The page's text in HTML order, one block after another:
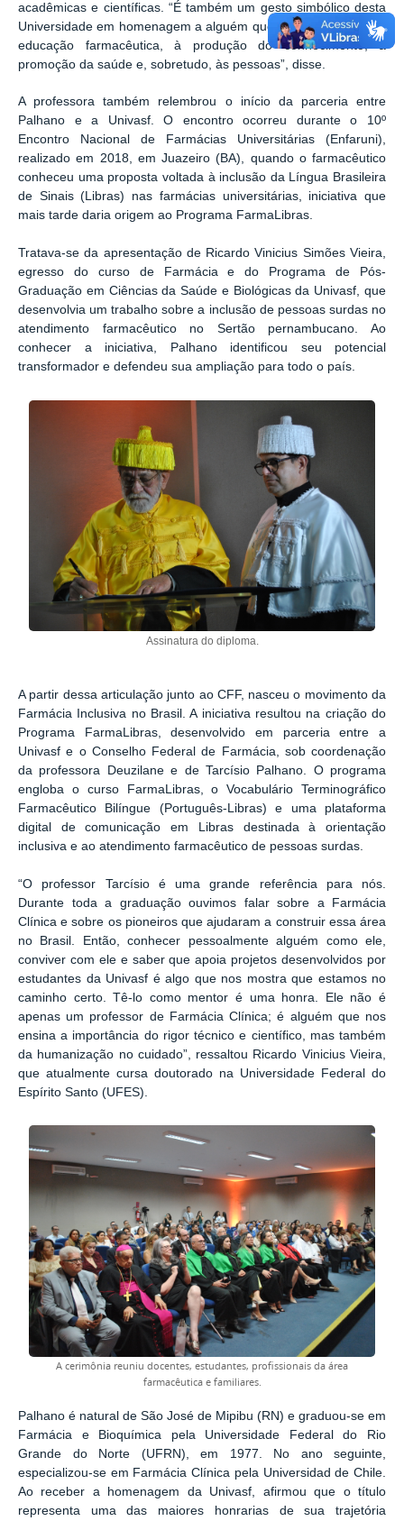
acadêmicas e científicas. “É também um gesto simbólico desta
Universidade em homenagem a alguém que dedicou sua vida à
educação farmacêutica, à produção do conhecimento, à
promoção da saúde e, sobretudo, às pessoas”, disse.
A professora também relembrou o início da parceria entre
Palhano e a Univasf. O encontro ocorreu durante o 10º
Encontro Nacional de Farmácias Universitárias (Enfaruni),
realizado em 2018, em Juazeiro (BA), quando o farmacêutico
conheceu uma proposta voltada à inclusão da Língua Brasileira
de Sinais (Libras) nas farmácias universitárias, iniciativa que
mais tarde daria origem ao Programa FarmaLibras.
Tratava-se da apresentação de Ricardo Vinicius Simões Vieira,
egresso do curso de Farmácia e do Programa de Pós-
Graduação em Ciências da Saúde e Biológicas da Univasf, que
desenvolvia um trabalho sobre a inclusão de pessoas surdas no
atendimento farmacêutico no Sertão pernambucano. Ao
conhecer a iniciativa, Palhano identificou seu potencial
transformador e defendeu sua ampliação para todo o país.
Assinatura do diploma.
A partir dessa articulação junto ao CFF, nasceu o movimento da
Farmácia Inclusiva no Brasil. A iniciativa resultou na criação do
Programa FarmaLibras, desenvolvido em parceria entre a
Univasf e o Conselho Federal de Farmácia, sob coordenação
da professora Deuzilane e de Tarcísio Palhano. O programa
engloba o curso FarmaLibras, o Vocabulário Terminográfico
Farmacêutico Bilíngue (Português-Libras) e uma plataforma
digital de comunicação em Libras destinada à orientação
inclusiva e ao atendimento farmacêutico de pessoas surdas.
“O professor Tarcísio é uma grande referência para nós.
Durante toda a graduação ouvimos falar sobre a Farmácia
Clínica e sobre os pioneiros que ajudaram a construir essa área
no Brasil. Então, conhecer pessoalmente alguém como ele,
conviver com ele e saber que apoia projetos desenvolvidos por
estudantes da Univasf é algo que nos mostra que estamos no
caminho certo. Tê-lo como mentor é uma honra. Ele não é
apenas um professor de Farmácia Clínica; é alguém que nos
ensina a importância do rigor técnico e científico, mas também
da humanização no cuidado”, ressaltou Ricardo Vinicius Vieira,
que atualmente cursa doutorado na Universidade Federal do
Espírito Santo (UFES).
A cerimônia reuniu docentes, estudantes, profissionais da área
farmacêutica e familiares.
Palhano é natural de São José de Mipibu (RN) e graduou-se em
Farmácia e Bioquímica pela Universidade Federal do Rio
Grande do Norte (UFRN), em 1977. No ano seguinte,
especializou-se em Farmácia Clínica pela Universidad de Chile.
Ao receber a homenagem da Univasf, afirmou que o título
representa uma das maiores honrarias de sua trajetória